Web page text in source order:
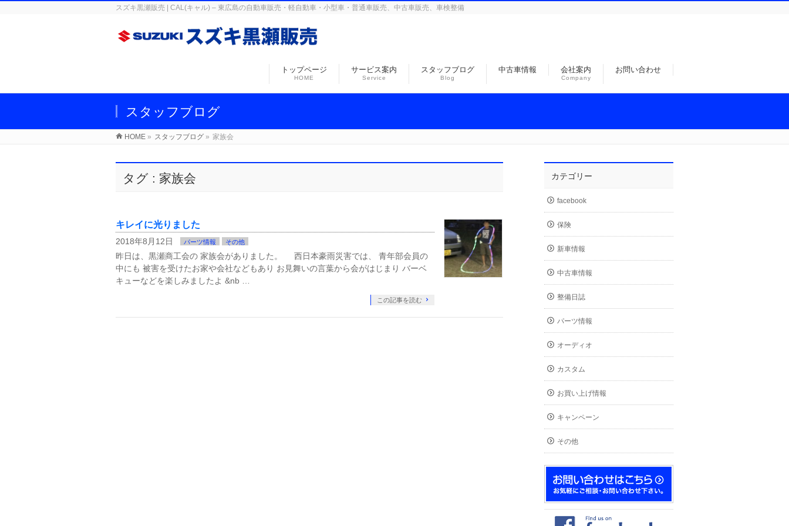
スズキ黒瀬販売 | CAL(キャル) – 東広島の自動車販売・軽自動車・小型車・普通車販売、中古車販売、車検整備
トップページ
HOME
サービス案内
Service
スタッフブログ
Blog
中古車情報 会社案内
Company
お問い合わせ
スタッフブログ
HOME » スタッフブログ » 家族会
タグ : 家族会
キレイに光りました
2018年8月12日 パーツ情報 その他
昨日は、黒瀬商工会の 家族会がありました。 西日本豪雨災害では、 青年部会員の
中にも 被害を受けたお家や会社などもあり お見舞いの言葉から会がはじまり バーベ
キューなどを楽しみましたよ &nb …
この記事を読む
カテゴリー
facebook
保険
新車情報
中古車情報
整備日誌
パーツ情報
オーディオ
カスタム
お買い上げ情報
キャンペーン
その他